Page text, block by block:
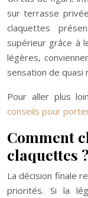
sur terrasse
claquettes
supérieur grâce à
légères,
sensation de quasi
Pour aller plus
conseils pour
Comment
claquettes ?
La décision finale
priorités. Si la